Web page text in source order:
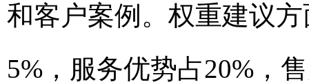
和客户案例。权重建议
5%，服务优势占20%，